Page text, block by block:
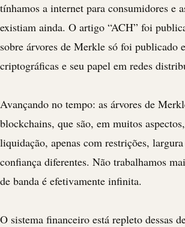
tínhamos a internet para consumidores e
existiam ainda. O artigo “ACH” foi
sobre árvores de Merkle só foi publicado
criptográficas e seu papel em redes
Avançando no tempo: as árvores de
blockchains, que são, em muitos
liquidação, apenas com restrições,
confiança diferentes. Não trabalhamos
de banda é efetivamente infinita.
O sistema financeiro está repleto dessas